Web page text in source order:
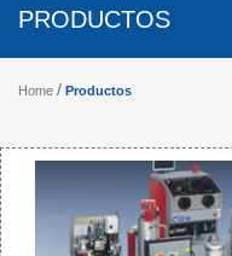
PRODUCTOS
Home Productos